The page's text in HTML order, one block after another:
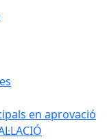
en aprovació